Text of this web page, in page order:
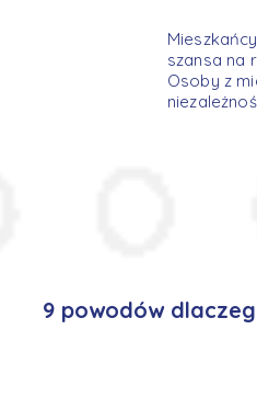
szansa na
Osoby z
9 powodów